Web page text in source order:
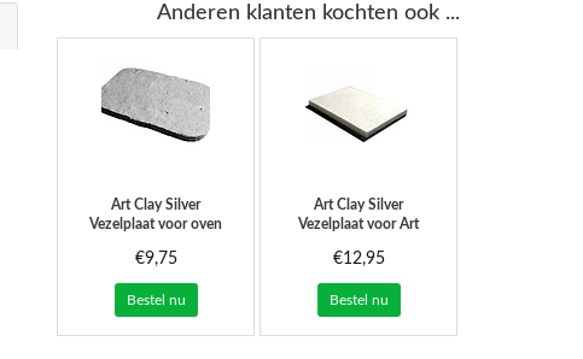
Anderen klanten kochten ook ...
Art Clay Silver
Vezelplaat voor oven
€9,75
Bestel nu
Art Clay Silver
Vezelplaat voor Art
€12,95
Bestel nu